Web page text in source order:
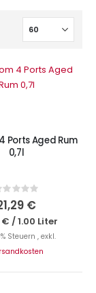
auf Lager
Ports Aged Rum
0,7l
Rating:
€
€ /1.00 Liter
Steuern , exkl.